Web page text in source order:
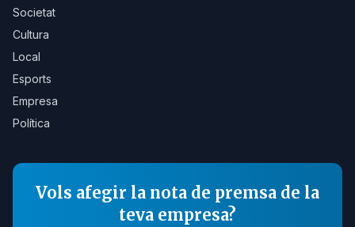
Societat
Cultura
Local
Esports
Empresa
Política
Vols afegir la nota de premsa de la
teva empresa?